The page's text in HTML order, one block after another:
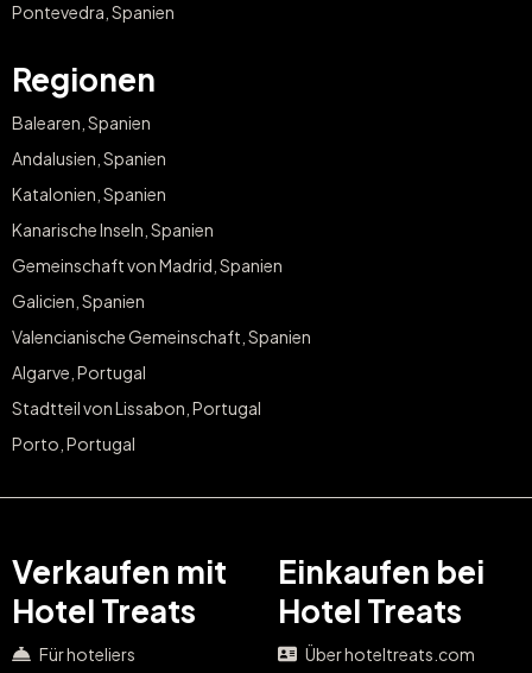
Pontevedra, Spanien
Regionen
Balearen, Spanien
Andalusien, Spanien
Katalonien, Spanien
Kanarische Inseln, Spanien
Gemeinschaft von Madrid, Spanien
Galicien, Spanien
Valencianische Gemeinschaft, Spanien
Algarve, Portugal
Stadtteil von Lissabon, Portugal
Porto, Portugal
Verkaufen mit
Hotel Treats
Für hoteliers
Einkaufen bei
Hotel Treats
Über hoteltreats.com